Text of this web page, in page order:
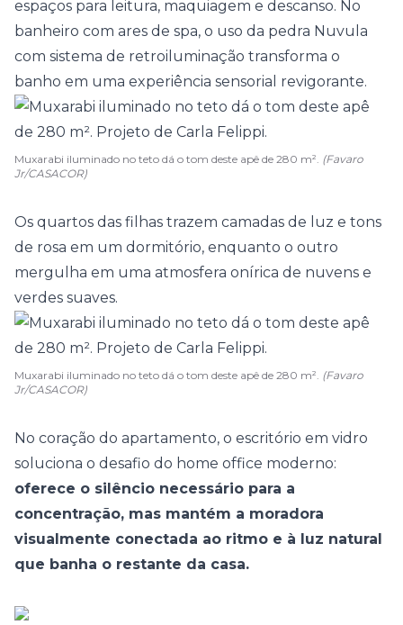
espaços para leitura, maquiagem e descanso. No
banheiro com ares de spa, o uso da pedra Nuvula
com sistema de retroiluminação transforma o
banho em uma experiência sensorial revigorante.
Muxarabi iluminado no teto dá o tom deste apê de 280 m². (Favaro
Jr/CASACOR)
Os quartos das filhas trazem camadas de luz e tons
de rosa em um dormitório, enquanto o outro
mergulha em uma atmosfera onírica de nuvens e
verdes suaves.
Muxarabi iluminado no teto dá o tom deste apê de 280 m². (Favaro
Jr/CASACOR)
No coração do apartamento, o escritório em vidro
soluciona o desafio do home office moderno:
oferece o silêncio necessário para a
concentração, mas mantém a moradora
visualmente conectada ao ritmo e à luz natural
que banha o restante da casa.